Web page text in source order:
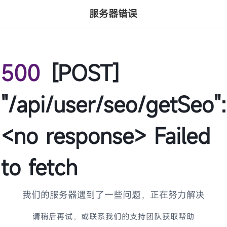
服务器错误
500 [POST]
"/api/user/seo/getSeo":
<no response> Failed
to fetch
我们的服务器遇到了一些问题，正在努力解决
请稍后再试，或联系我们的支持团队获取帮助